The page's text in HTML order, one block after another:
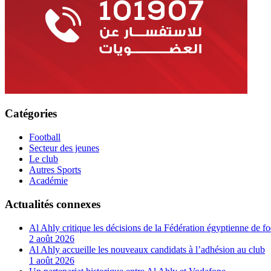
Catégories
Football
Secteur des jeunes
Le club
Autres Sports
Académie
Actualités connexes
Al Ahly critique les décisions de la Fédération égyptienne de
2 août 2026
Al Ahly accueille les nouveaux candidats à l’adhésion au club
1 août 2026